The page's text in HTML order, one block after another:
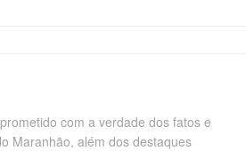
com a verdade dos fatos e
Maranhão, além dos destaques